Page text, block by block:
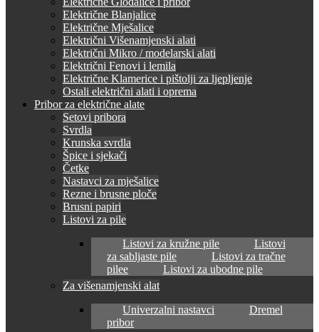
Električne Blanjalice
Električne Mješalice
Električni Višenamjenski alati
Električni Mikro / modelarski alati
Električni Fenovi i lemila
Električne Klamerice i pištolji za ljepljenje
Ostali električni alati i oprema
Pribor za električne alate
Setovi pribora
Svrdla
Krunska svrdla
Špice i sjekači
Četke
Nastavci za mješalice
Rezne i brusne ploče
Brusni papiri
Listovi za pile
Listovi za kružne pile
Listovi
za sabljaste pile
Listovi za tračne
pilee
Listovi za ubodne pile
Za višenamjenski alat
Univerzalni nastavci
Dremel
pribor